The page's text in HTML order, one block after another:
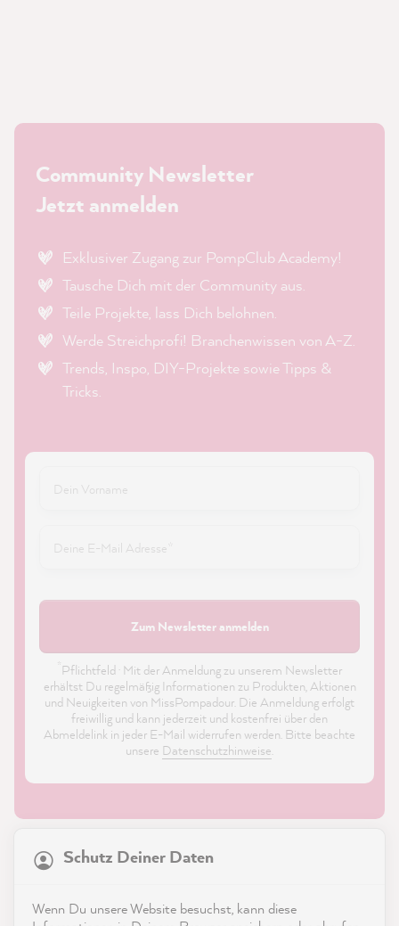
Community Newsletter
Jetzt anmelden
Exklusiver Zugang zur PompClub Academy!
Tausche Dich mit der Community aus.
Teile Projekte, lass Dich belohnen.
Werde Streichprofi! Branchenwissen von A-Z.
Trends, Inspo, DIY-Projekte sowie Tipps &
Tricks.
Zum Newsletter anmelden
Pflichtfeld · Mit der Anmeldung zu unserem Newsletter
erhältst Du regelmäßig Informationen zu Produkten, Aktionen
und Neuigkeiten von MissPompadour. Die Anmeldung erfolgt
freiwillig und kann jederzeit und kostenfrei über den
Abmeldelink in jeder E-Mail widerrufen werden. Bitte beachte
unsere Datenschutzhinweise.
Schutz Deiner Daten
Wenn Du unsere Website besuchst, kann diese
21.865Bewertungen